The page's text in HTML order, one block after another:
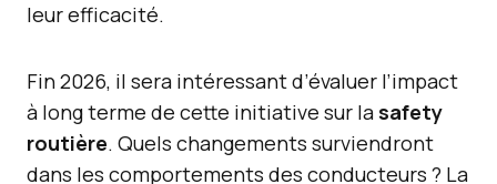
leur efficacité.
Fin 2026, il sera intéressant d’évaluer l’impact
à long terme de cette initiative sur la safety
routière. Quels changements surviendront
dans les comportements des conducteurs ? La